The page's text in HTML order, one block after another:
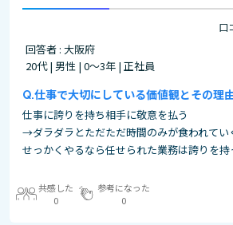
口
回答者 : 大阪府
20代 | 男性 | 0～3年 | 正社員
仕事で大切にしている価値観とその理
仕事に誇りを持ち相手に敬意を払う
→ダラダラとただただ時間のみが食われてい
せっかくやるなら任せられた業務は誇りを
共感した
0
参考になった
0